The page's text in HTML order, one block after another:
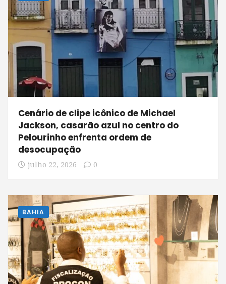
Cenário de clipe icônico de Michael
Jackson, casarão azul no centro do
Pelourinho enfrenta ordem de
desocupação
julho 22, 2026 0
BAHIA